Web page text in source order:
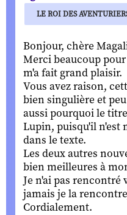
LE ROI DES
Bonjour, chère
Merci beaucoup
m'a fait grand plaisir.
Vous avez raison,
bien singulière et
aussi pourquoi le
Lupin, puisqu'il n'est
dans le texte.
Les deux autres
bien meilleures à
Je n'ai pas rencontré
jamais je la
Cordialement.